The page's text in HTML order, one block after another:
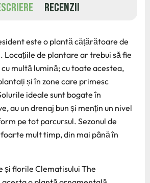
RECENZII
este o plantă cățărătoare de
Locațiile de plantare ar trebui să fie
multă lumină; cu toate acestea,
și în zone care primesc
ideale sunt bogate în
au un drenaj bun și mențin un nivel
pe tot parcursul. Sezonul de
mult timp, din mai până în
și florile Clematisului The